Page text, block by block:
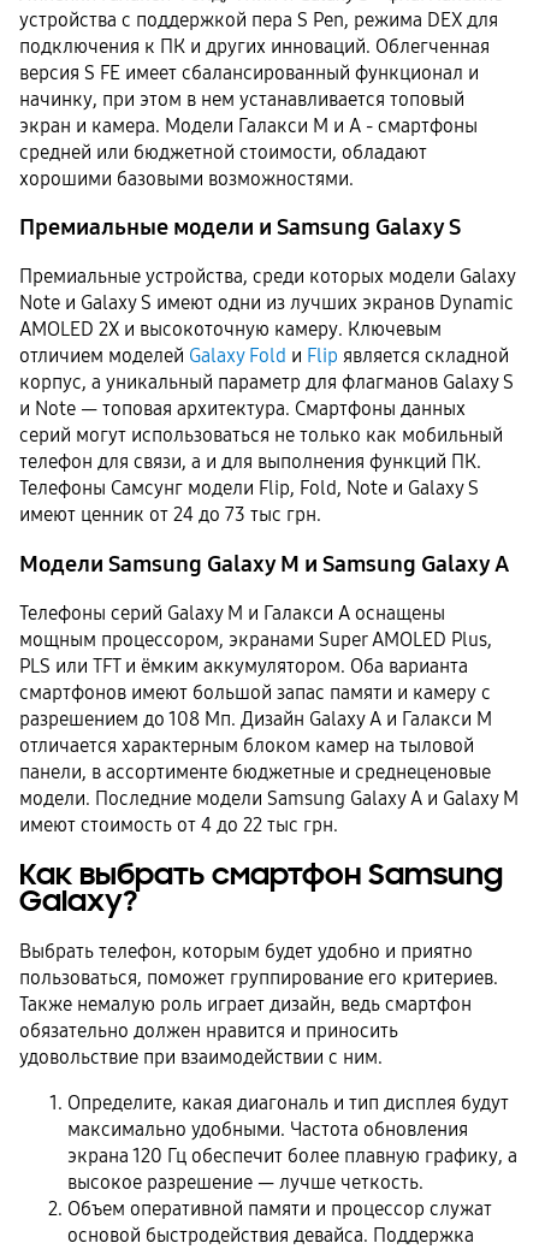
устройства с поддержкой пера S Pen, режима DEX для
подключения к ПК и других инноваций. Облегченная
версия S FE имеет сбалансированный функционал и
начинку, при этом в нем устанавливается топовый
экран и камера. Модели Галакси М и A - смартфоны
средней или бюджетной стоимости, обладают
хорошими базовыми возможностями.
Премиальные модели и Samsung Galaxy S
Премиальные устройства, среди которых модели Galaxy
Note и Galaxy S имеют одни из лучших экранов Dynamic
AMOLED 2Х и высокоточную камеру. Ключевым
отличием моделей Galaxy Fold и Flip является складной
корпус, а уникальный параметр для флагманов Galaxy S
и Note — топовая архитектура. Смартфоны данных
серий могут использоваться не только как мобильный
телефон для связи, а и для выполнения функций ПК.
Телефоны Самсунг модели Flip, Fold, Note и Galaxy S
имеют ценник от 24 до 73 тыс грн.
Модели Samsung Galaxy M и Samsung Galaxy A
Телефоны серий Galaxy M и Галакси A оснащены
мощным процессором, экранами Super AMOLED Plus,
PLS или TFT и ёмким аккумулятором. Оба варианта
смартфонов имеют большой запас памяти и камеру с
разрешением до 108 Мп. Дизайн Galaxy A и Галакси М
отличается характерным блоком камер на тыловой
панели, в ассортименте бюджетные и среднеценовые
модели. Последние модели Samsung Galaxy A и Galaxy M
имеют стоимость от 4 до 22 тыс грн.
Как выбрать смартфон Samsung
Galaxy?
Выбрать телефон, которым будет удобно и приятно
пользоваться, поможет группирование его критериев.
Также немалую роль играет дизайн, ведь смартфон
обязательно должен нравится и приносить
удовольствие при взаимодействии с ним.
Определите, какая диагональ и тип дисплея будут
максимально удобными. Частота обновления
экрана 120 Гц обеспечит более плавную графику, а
высокое разрешение — лучше четкость.
Объем оперативной памяти и процессор служат
основой быстродействия девайса. Поддержка